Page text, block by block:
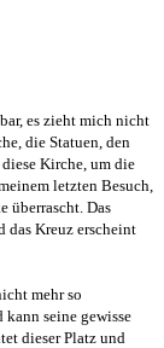
es zieht mich nicht
die Statuen, den
Kirche, um die
letzten Besuch,
überrascht. Das
das Kreuz erscheint
mehr so
seine gewisse
dieser Platz und